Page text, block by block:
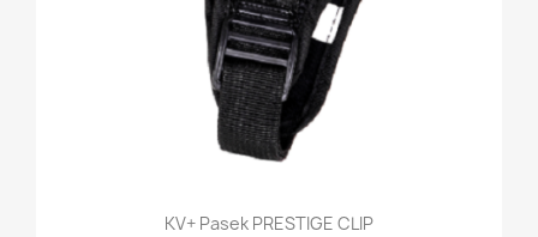
KV+ Pasek PRESTIGE CLIP